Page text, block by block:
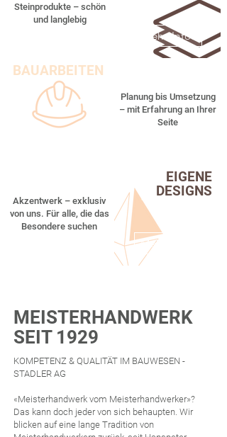
Steinprodukte – schön
und langlebig
Mehr Infos
BAUARBEITEN
Planung bis Umsetzung
– mit Erfahrung an Ihrer
Seite
Akzentwerk – exklusiv
von uns. Für alle, die das
Besondere suchen
EIGENE
DESIGNS
Mehr Infos
MEISTERHANDWERK
SEIT 1929
KOMPETENZ & QUALITÄT IM BAUWESEN -
STADLER AG
«Meisterhandwerk vom Meisterhandwerker»?
Das kann doch jeder von sich behaupten. Wir
blicken auf eine lange Tradition von